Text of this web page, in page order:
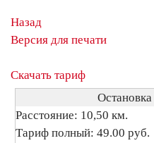
Назад
Версия для печати
Скачать тариф
Остановка
Расстояние: 10,50 км.
Тариф полный: 49.00 руб.